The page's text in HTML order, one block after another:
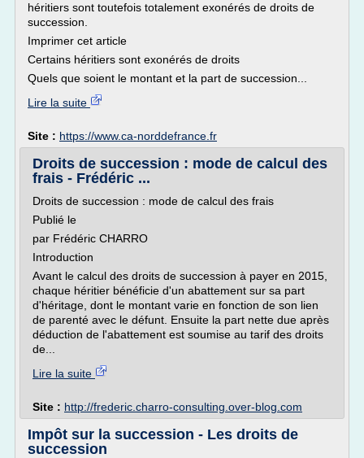
héritiers sont toutefois totalement exonérés de droits de
succession.
Imprimer cet article
Certains héritiers sont exonérés de droits
Quels que soient le montant et la part de succession...
Lire la suite
Site : https://www.ca-norddefrance.fr
Droits de succession : mode de calcul des
frais - Frédéric ...
Droits de succession : mode de calcul des frais
Publié le
par Frédéric CHARRO
Introduction
Avant le calcul des droits de succession à payer en 2015,
chaque héritier bénéficie d'un abattement sur sa part
d'héritage, dont le montant varie en fonction de son lien
de parenté avec le défunt. Ensuite la part nette due après
déduction de l'abattement est soumise au tarif des droits
de...
Lire la suite
Site : http://frederic.charro-consulting.over-blog.com
Impôt sur la succession - Les droits de
succession